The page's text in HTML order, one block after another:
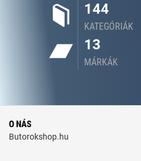
144
KATEGÓRIÁK
13
MÁRKÁK
O NÁS
Butorokshop.hu